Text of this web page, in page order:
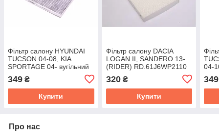
Фільтр салону HYUNDAI
TUCSON 04-08, KIA
SPORTAGE 04- вугільний
(RIDER) RD.61J6WP9302C
349 ₴
Купити
Фільтр салону DACIA
LOGAN II, SANDERO 13-
(RIDER) RD.61J6WP2110
320₴
Купити
04-
349
Про нас